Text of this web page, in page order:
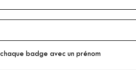
chaque badge avec un prénom